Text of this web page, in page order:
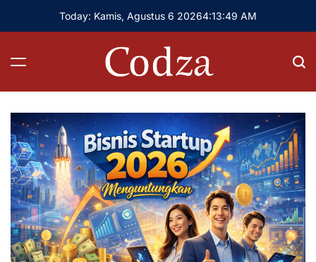
Today: Kamis, Agustus 6 20264:13:50 AM